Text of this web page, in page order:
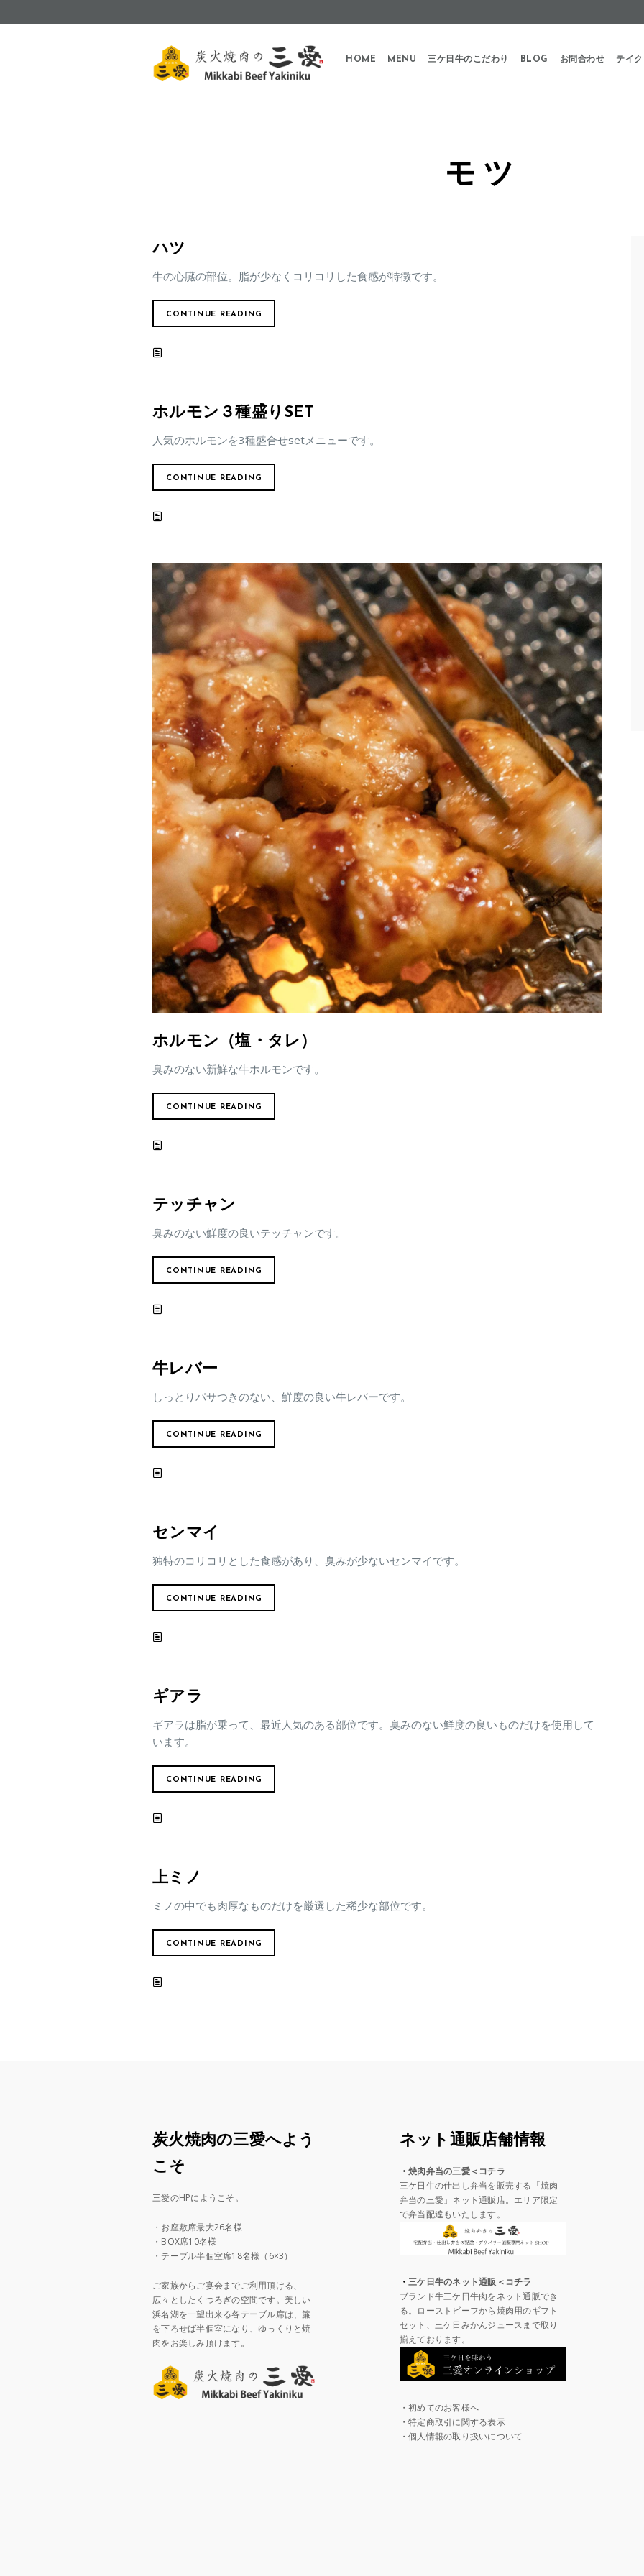
HOME MENU 三ケ日牛のこだわり BLOG お問合わせ テイ
モツ
ハツ
牛の心臓の部位。脂が少なくコリコリした食感が特徴です。
CONTINUE READING
ホルモン３種盛りSET
人気のホルモンを3種盛合せsetメニューです。
CONTINUE READING
ホルモン（塩・タレ）
臭みのない新鮮な牛ホルモンです。
CONTINUE READING
テッチャン
臭みのない鮮度の良いテッチャンです。
CONTINUE READING
牛レバー
しっとりパサつきのない、鮮度の良い牛レバーです。
CONTINUE READING
センマイ
独特のコリコリとした食感があり、臭みが少ないセンマイです。
CONTINUE READING
ギアラ
ギアラは脂が乗って、最近人気のある部位です。臭みのない鮮度の良いものだけを使用して
います。
CONTINUE READING
上ミノ
ミノの中でも肉厚なものだけを厳選した稀少な部位です。
CONTINUE READING
炭火焼肉の三愛へよう
こそ
三愛のHPにようこそ。
・お座敷席最大26名様
・BOX席10名様
・テーブル半個室席18名様（6×3）
ご家族からご宴会までご利用頂ける、
広々としたくつろぎの空間です。美しい
浜名湖を一望出来る各テーブル席は、簾
を下ろせば半個室になり、ゆっくりと焼
肉をお楽しみ頂けます。
ネット通販店舗情報
・焼肉弁当の三愛＜コチラ
三ケ日牛の仕出し弁当を販売する「焼肉
弁当の三愛」ネット通販店。エリア限定
で弁当配達もいたします。
・三ケ日牛のネット通販＜コチラ
ブランド牛三ケ日牛肉をネット通販でき
る。ローストビーフから焼肉用のギフト
セット、三ケ日みかんジュースまで取り
揃えております。
・初めてのお客様へ
・特定商取引に関する表示
・個人情報の取り扱いについて